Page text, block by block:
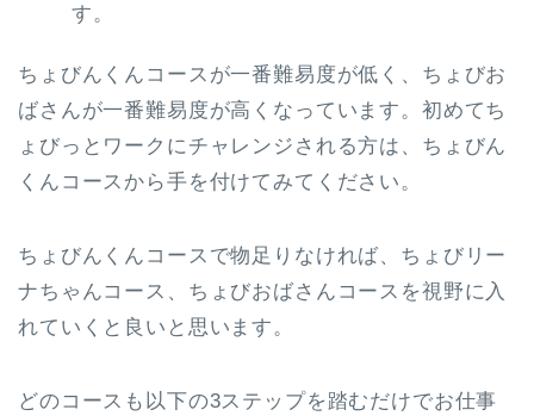
す。
ちょびんくんコースが一番難易度が低く、ちょびお
ばさんが一番難易度が高くなっています。初めてち
ょびっとワークにチャレンジされる方は、ちょびん
くんコースから手を付けてみてください。
ちょびんくんコースで物足りなければ、ちょびリー
ナちゃんコース、ちょびおばさんコースを視野に入
れていくと良いと思います。
どのコースも以下の3ステップを踏むだけでお仕事